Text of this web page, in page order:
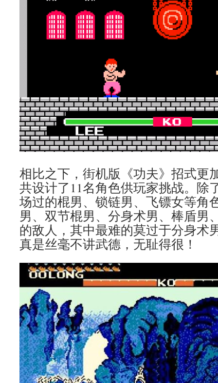
相比之下，街机版《功夫》招式更
共设计了11名角色供玩家挑战。除
场过的棍男、锁链男、飞镖女等角
男、双节棍男、分身术男、棒盾男
的敌人，其中最难的莫过于分身术
真是丝毫不讲武德，无耻得很！